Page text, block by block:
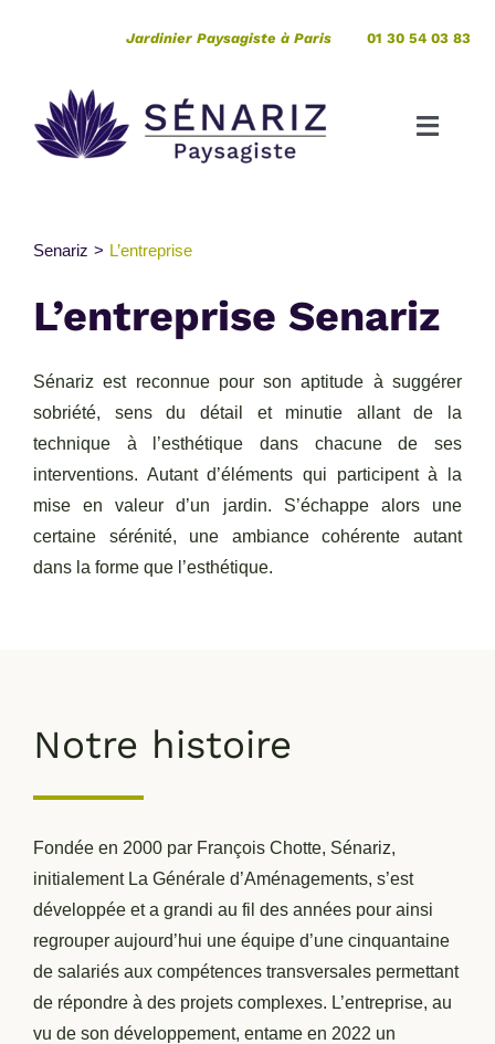
Jardinier Paysagiste à Paris 01 30 54 03 83
Toggle
Votre projet de A à Z
Expertises
Réalisations
Senariz L’entreprise
L’entreprise Senariz
Sénariz est reconnue pour son aptitude à suggérer
sobriété, sens du détail et minutie allant de la
technique à l’esthétique dans chacune de ses
interventions. Autant d’éléments qui participent à la
mise en valeur d’un jardin. S’échappe alors une
certaine sérénité, une ambiance cohérente autant
dans la forme que l’esthétique.
Notre histoire
Fondée en 2000 par François Chotte, Sénariz,
initialement La Générale d’Aménagements, s’est
développée et a grandi au fil des années pour ainsi
regrouper aujourd’hui une équipe d’une cinquantaine
de salariés aux compétences transversales permettant
de répondre à des projets complexes. L’entreprise, au
vu de son développement, entame en 2022 un